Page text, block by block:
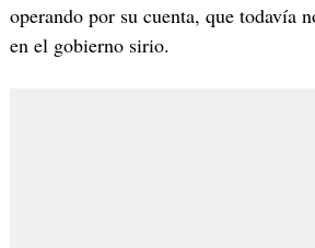
operando por su cuenta, que todavía
en el gobierno sirio.